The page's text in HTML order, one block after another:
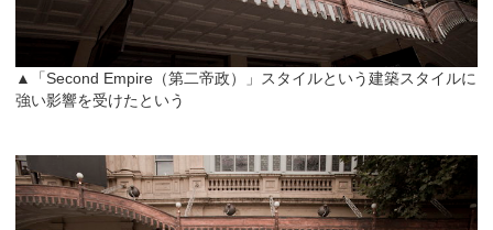
▲「Second Empire（第二帝政）」スタイルという建築スタイルに
強い影響を受けたという